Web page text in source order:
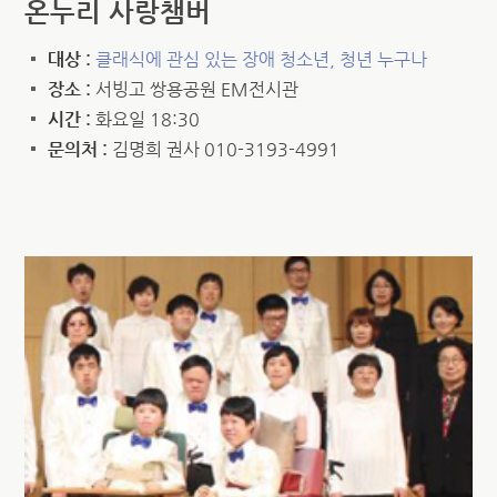
온누리 사랑챔버
대상 :클래식에 관심 있는 장애 청소년, 청년 누구나
장소 : 서빙고 쌍용공원 EM전시관
시간 :화요일 18:30
문의처 : 김명희 권사 010-3193-4991